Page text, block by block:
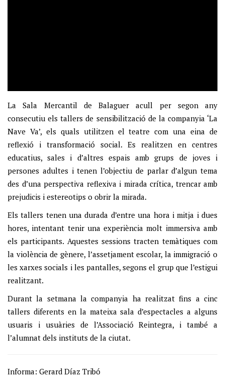
La Sala Mercantil de Balaguer acull per segon any
consecutiu els tallers de sensibilització de la companyia ‘La
Nave Va’, els quals utilitzen el teatre com una eina de
reflexió i transformació social. Es realitzen en centres
educatius, sales i d’altres espais amb grups de joves i
persones adultes i tenen l’objectiu de parlar d’algun tema
des d’una perspectiva reflexiva i mirada crítica, trencar amb
prejudicis i estereotips o obrir la mirada.
Els tallers tenen una durada d’entre una hora i mitja i dues
hores, intentant tenir una experiència molt immersiva amb
els participants. Aquestes sessions tracten temàtiques com
la violència de gènere, l’assetjament escolar, la immigració o
les xarxes socials i les pantalles, segons el grup que l’estigui
realitzant.
Durant la setmana la companyia ha realitzat fins a cinc
tallers diferents en la mateixa sala d’espectacles a alguns
usuaris i usuàries de l’Associació Reintegra, i també a
l’alumnat dels instituts de la ciutat.
Informa: Gerard Díaz Tribó